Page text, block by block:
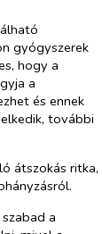
gyógyszerek
hogy a
a
és ennek
további
átszokás ritka,
a